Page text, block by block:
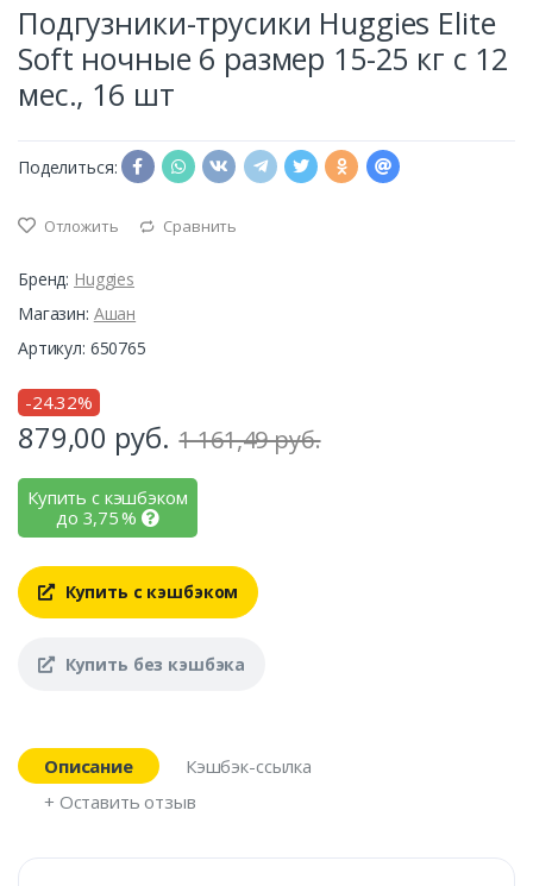
Подгузники-трусики Huggies Elite
Soft ночные 6 размер 15-25 кг с 12
мес., 16 шт
Поделиться:
Отложить Сравнить
Бренд: Huggies
Магазин: Ашан
Артикул: 650765
-24.32%
879,00 руб. 1 161,49 руб.
Купить с кэшбэком
до 3,75%
Купить с кэшбэком
Купить без кэшбэка
Описание
Кэшбэк-ссылка
+ Оставить отзыв